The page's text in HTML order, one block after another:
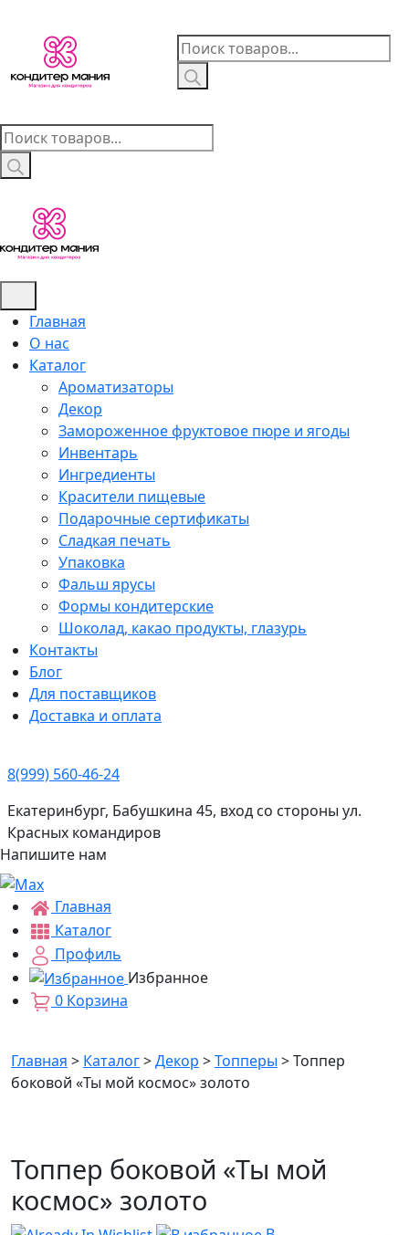
content
Поиск
товаров
Поиск
товаров
Главная
О нас
Каталог
Ароматизаторы
Декор
Замороженное фруктовое пюре и ягоды
Инвентарь
Ингредиенты
Красители пищевые
Подарочные сертификаты
Сладкая печать
Упаковка
Фальш ярусы
Формы кондитерские
Шоколад, какао продукты, глазурь
Контакты
Блог
Для поставщиков
Доставка и оплата
8(999) 560-46-24
Екатеринбург, Бабушкина 45, вход со стороны ул.
Красных командиров
Напишите нам
Главная
Каталог
Профиль
Избранное
0 Корзина
Главная > Каталог>Декор >Топперы >Топпер
боковой «Ты мой космос» золото
Топпер боковой «Ты мой
космос» золото